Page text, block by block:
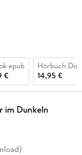
epub
€
Hörbuch
14,95 €
im Dunkeln